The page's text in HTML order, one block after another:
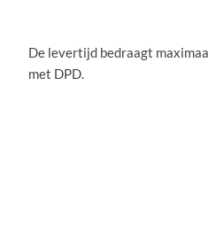
De levertijd bedraagt
met DPD.